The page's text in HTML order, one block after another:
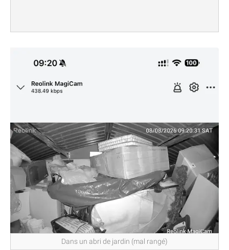
Dans un abri de jardin (mal rangé)